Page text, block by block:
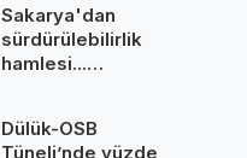
çağrı cevaplandı
Sakarya'dan
sürdürülebilirlik
hamlesi...
üretiyor
Dülük-OSB
Tüneli’nde yüzde